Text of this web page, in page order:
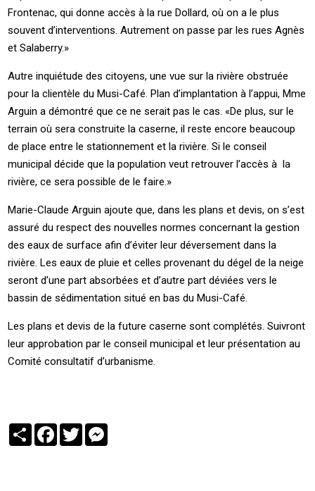
Frontenac, qui donne accès à la rue Dollard, où on a le plus
souvent d’interventions. Autrement on passe par les rues Agnès
et Salaberry.»
Autre inquiétude des citoyens, une vue sur la rivière obstruée
pour la clientèle du Musi-Café. Plan d’implantation à l’appui, Mme
Arguin a démontré que ce ne serait pas le cas. «De plus, sur le
terrain où sera construite la caserne, il reste encore beaucoup
de place entre le stationnement et la rivière. Si le conseil
municipal décide que la population veut retrouver l’accès à la
rivière, ce sera possible de le faire.»
Marie-Claude Arguin ajoute que, dans les plans et devis, on s’est
assuré du respect des nouvelles normes concernant la gestion
des eaux de surface afin d’éviter leur déversement dans la
rivière. Les eaux de pluie et celles provenant du dégel de la neige
seront d’une part absorbées et d’autre part déviées vers le
bassin de sédimentation situé en bas du Musi-Café.
Les plans et devis de la future caserne sont complétés. Suivront
leur approbation par le conseil municipal et leur présentation au
Comité consultatif d’urbanisme.
PartagerFacebook
Twitter